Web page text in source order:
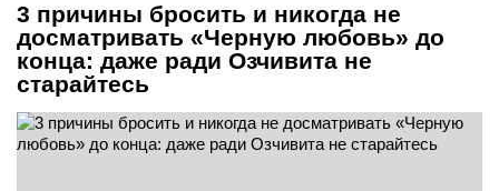
3 причины бросить и никогда не
досматривать «Черную любовь» до
конца: даже ради Озчивита не
старайтесь